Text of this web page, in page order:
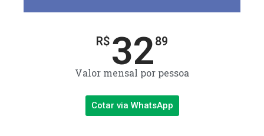
R$ 3289
Valor mensal por pessoa
Cotar via WhatsApp